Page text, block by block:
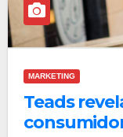
MARKETING
Teads